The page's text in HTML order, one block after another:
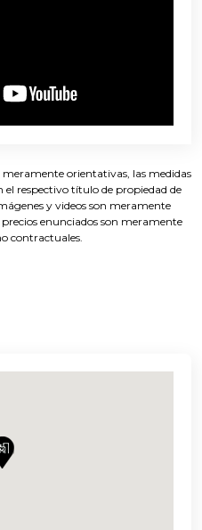
meramente orientativas, las medidas
el respectivo título de propiedad de
y videos son meramente
enunciados son meramente
contractuales.